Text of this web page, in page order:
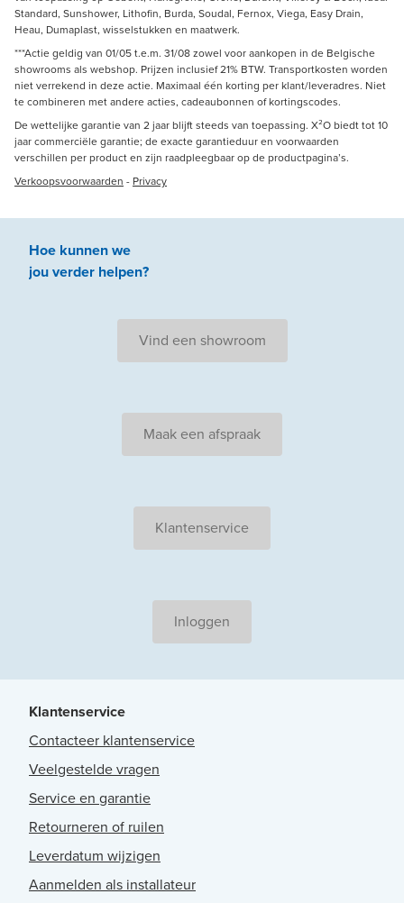
Standard, Sunshower, Lithofin, Burda, Soudal, Fernox, Viega, Easy Drain,
Heau, Dumaplast, wisselstukken en maatwerk.
***Actie geldig van 01/05 t.e.m. 31/08 zowel voor aankopen in de Belgische
showrooms als webshop. Prijzen inclusief 21% BTW. Transportkosten worden
niet verrekend in deze actie. Maximaal één korting per klant/leveradres. Niet
te combineren met andere acties, cadeaubonnen of kortingscodes.
De wettelijke garantie van 2 jaar blijft steeds van toepassing. X²O biedt tot 10
jaar commerciële garantie; de exacte garantieduur en voorwaarden
verschillen per product en zijn raadpleegbaar op de productpagina’s.
Verkoopsvoorwaarden - Privacy
Hoe kunnen we
jouverder helpen?
Vind een showroom
Maak een afspraak
Klantenservice
Inloggen
Klantenservice
Contacteer klantenservice
Veelgestelde vragen
Service en garantie
Retourneren of ruilen
Leverdatum wijzigen
Aanmelden als installateur